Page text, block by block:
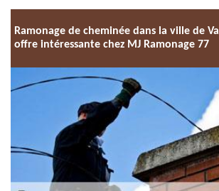
Ramonage de cheminée dans la ville de
offre intéressante chez MJ Ramonage 77